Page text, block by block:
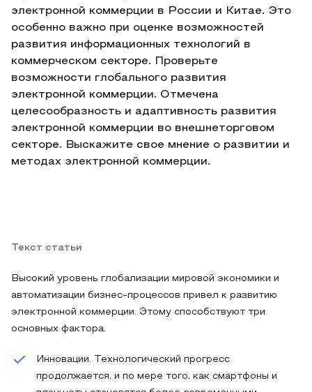
электронной коммерции в России и Китае. Это
особенно важно при оценке возможностей
развития информационных технологий в
коммерческом секторе. Проверьте
возможности глобального развития
электронной коммерции. Отмечена
целесообразность и адаптивность развития
электронной коммерции во внешнеторговом
секторе. Выскажите свое мнение о развитии и
методах электронной коммерции.
Текст статьи
Высокий уровень глобализации мировой экономики и
автоматизации бизнес-процессов привел к развитию
электронной коммерции. Этому способствуют три
основных фактора.
Инновации. Технологический прогресс
продолжается, и по мере того, как смартфоны и